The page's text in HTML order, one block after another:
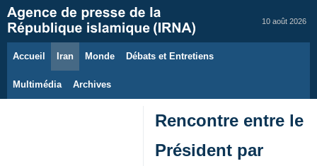
10 août 2026
Accueil Iran Monde Débats et Entretiens
Multimédia Archives
Rencontre entre le
Président par